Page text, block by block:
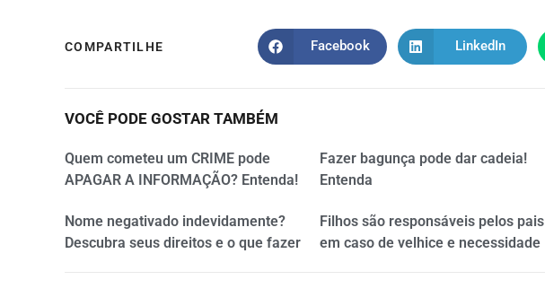
COMPARTILHE Facebook LinkedIn
VOCÊ PODE GOSTAR TAMBÉM
Quem cometeu um CRIME pode
APAGAR A INFORMAÇÃO? Entenda!
Fazer bagunça pode dar cadeia!
Entenda
Nome negativado indevidamente?
Descubra seus direitos e o que fazer
Filhos são responsáveis pelos pais
em caso de velhice e necessidade